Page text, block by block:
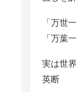
「万世
「万葉
実は世
英断